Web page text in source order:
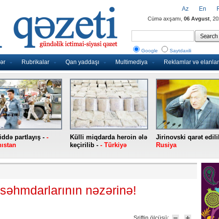
Rubrikalar Qan yaddaşı Multimediya Reklamlar və elanlar
Az En
Cümə axşamı, 06 Avgust ,
Google Saytdaxili
partlayış - -
Külli miqdarda heroin ələ
keçirilib - - Türkiyə
Jirinovski qarət
Rusiya
nəzərinə!